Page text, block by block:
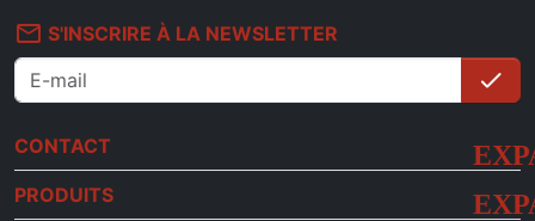
mail_outline S'INSCRIRE À LA NEWSLETTER
check
CONTACT
PRODUITS